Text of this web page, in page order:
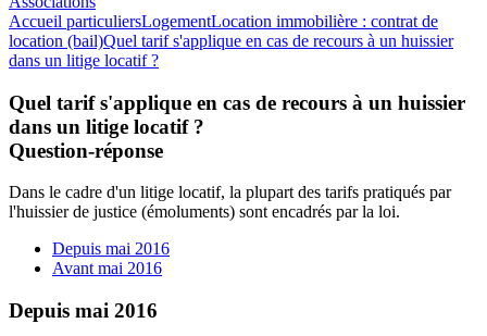
Accueil particuliersLogementLocation immobilière : contrat de
location (bail)Quel tarif s'applique en cas de recours à un huissier
dans un litige locatif ?
Quel tarif s'applique en cas de recours à un huissier
dans un litige locatif ?
Question-réponse
Dans le cadre d'un litige locatif, la plupart des tarifs pratiqués par
l'huissier de justice (émoluments) sont encadrés par la loi.
Depuis mai 2016
Avant mai 2016
Depuis mai 2016